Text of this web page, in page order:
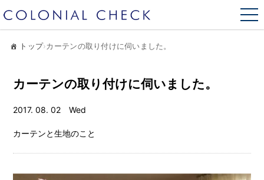
トップ› カーテンの取り付けに伺いました。
カーテンの取り付けに伺いました。
2017. 08. 02 Wed
カーテンと生地のこと